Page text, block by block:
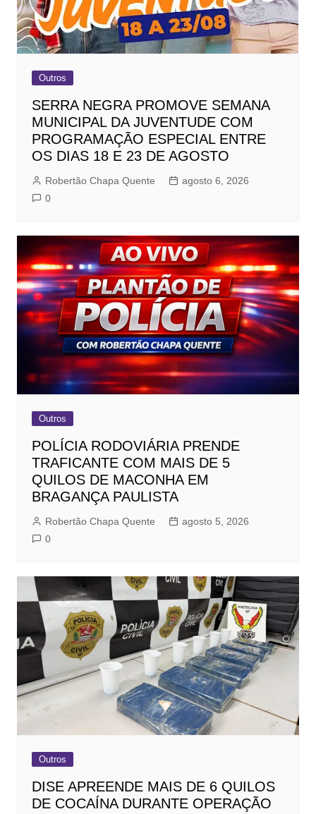
Outros
SERRA NEGRA PROMOVE SEMANA
MUNICIPAL DA JUVENTUDE COM
PROGRAMAÇÃO ESPECIAL ENTRE
OS DIAS 18 E 23 DE AGOSTO
Robertão Chapa Quente
agosto 6, 2026
0
Outros
POLÍCIA RODOVIÁRIA PRENDE
TRAFICANTE COM MAIS DE 5
QUILOS DE MACONHA EM
BRAGANÇA PAULISTA
Robertão Chapa Quente
agosto 5, 2026
0
Outros
DISE APREENDE MAIS DE 6 QUILOS
DE COCAÍNA DURANTE OPERAÇÃO